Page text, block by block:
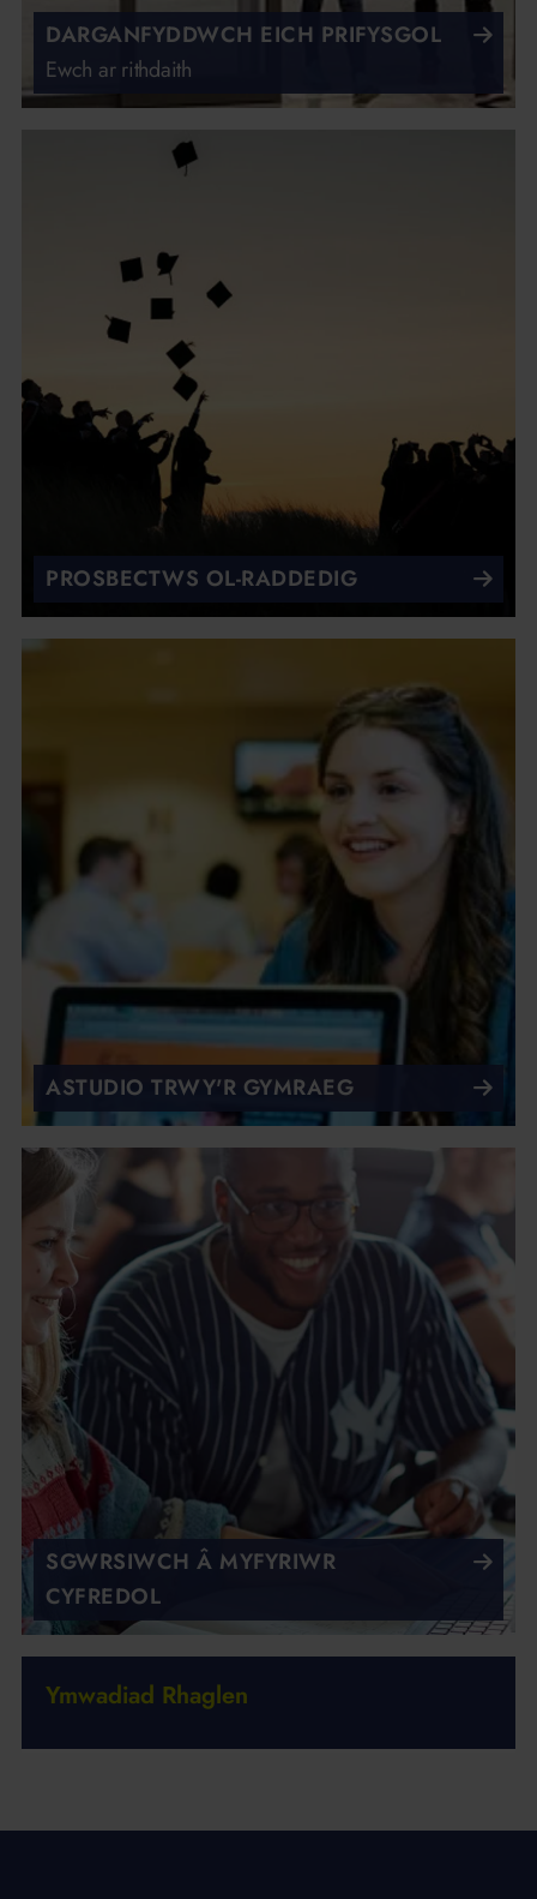
DARGANFYDDWCH EICH PRIFYSGOL
Ewch ar rithdaith
PROSBECTWS OL-RADDEDIG
ASTUDIO TRWY'R GYMRAEG
SGWRSIWCH Â MYFYRIWR
CYFREDOL
Ymwadiad Rhaglen